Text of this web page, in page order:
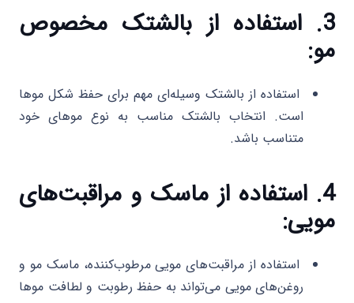
3. استفاده از بالشتک مخصوص
مو:
استفاده از بالشتک وسیله‌ای مهم برای حفظ شکل موها
است. انتخاب بالشتک مناسب به نوع موهای خود
متناسب باشد.
4. استفاده از ماسک و مراقبت‌های
مویی:
استفاده از مراقبت‌های مویی مرطوب‌کننده، ماسک مو و
روغن‌های مویی می‌تواند به حفظ رطوبت و لطافت موها